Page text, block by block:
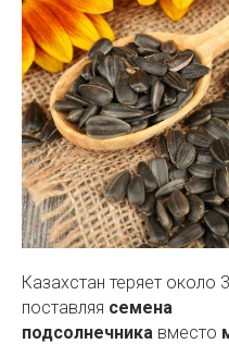
Казахстан теряет около
поставляя семена
подсолнечника вместо